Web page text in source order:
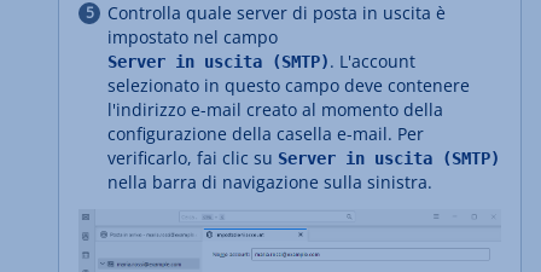
Controlla quale server di posta in uscita è
impostato nel campo
Server in uscita (SMTP). L'account
selezionato in questo campo deve contenere
l'indirizzo e-mail creato al momento della
configurazione della casella e-mail. Per
verificarlo, fai clic su Server in uscita (SMTP)
nella barra di navigazione sulla sinistra.